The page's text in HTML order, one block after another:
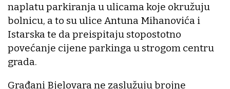
naplatu parkiranja u ulicama koje okružuju
bolnicu, a to su ulice Antuna Mihanovića i
Istarska te da preispitaju stopostotno
povećanje cijene parkinga u strogom centru
grada.
Građani Bjelovara ne zaslužuju brojne